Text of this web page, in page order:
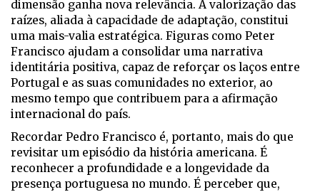
dimensão ganha nova relevância. A valorização das
raízes, aliada à capacidade de adaptação, constitui
uma mais-valia estratégica. Figuras como Peter
Francisco ajudam a consolidar uma narrativa
identitária positiva, capaz de reforçar os laços entre
Portugal e as suas comunidades no exterior, ao
mesmo tempo que contribuem para a afirmação
internacional do país.
Recordar Pedro Francisco é, portanto, mais do que
revisitar um episódio da história americana. É
reconhecer a profundidade e a longevidade da
presença portuguesa no mundo. É perceber que,